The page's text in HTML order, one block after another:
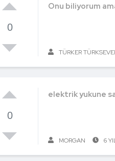
0
Onu biliyorum
TÜRKER
0
elektrik yukune
MORGAN 6